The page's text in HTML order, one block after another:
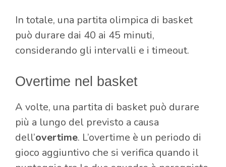
In totale, una partita olimpica di basket
può durare dai 40 ai 45 minuti,
considerando gli intervalli e i timeout.
Overtime nel basket
A volte, una partita di basket può durare
più a lungo del previsto a causa
dell’overtime. L’overtime è un periodo di
gioco aggiuntivo che si verifica quando il